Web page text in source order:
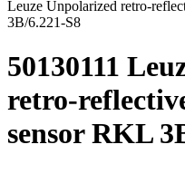
Leuze Unpolarized retro-
3B/6.221-S8
50130111
retro-
sensor RKL